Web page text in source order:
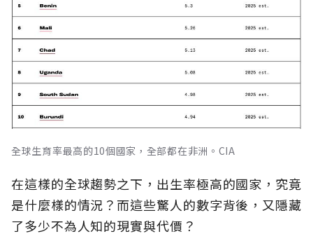
全球生育率最高的10個國家，全部都在非洲。CIA
在這樣的全球趨勢之下，出生率極高的國家，究竟
是什麼樣的情況？而這些驚人的數字背後，又隱藏
了多少不為人知的現實與代價？